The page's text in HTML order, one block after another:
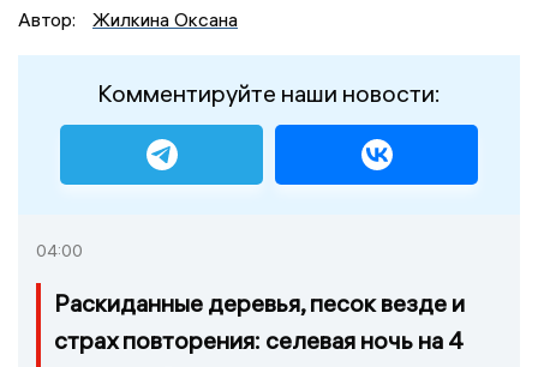
Автор: Жилкина Оксана
Комментируйте наши новости:
04:00
Раскиданные деревья, песок везде и
страх повторения: селевая ночь на 4